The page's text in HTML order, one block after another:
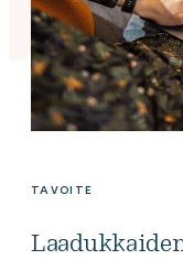
TAVOITE